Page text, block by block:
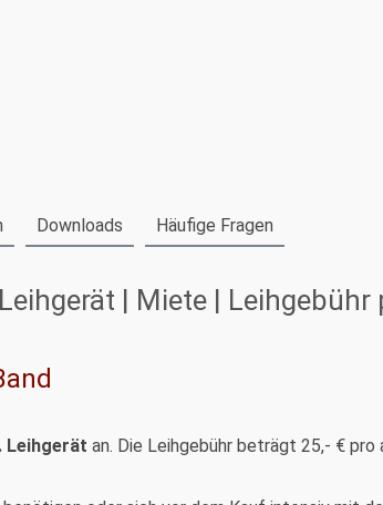
Downloads Häufige Fragen
| Miete | Leihgebühr
Leihgerät an. Die Leihgebühr beträgt 25,- €